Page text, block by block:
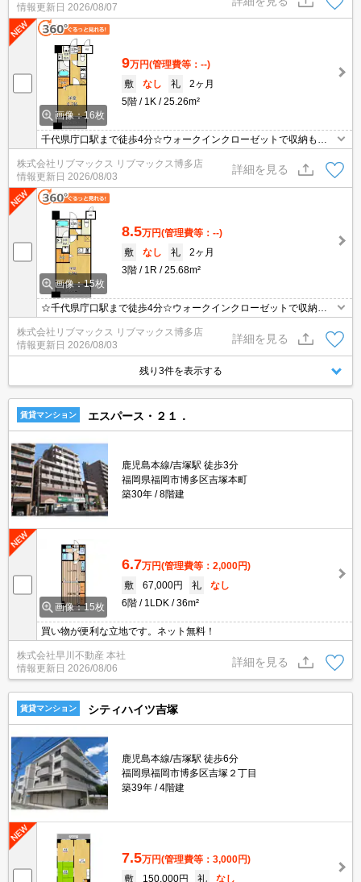
情報更新日 2026/08/07
画像：16枚
9万円(管理費等：--)
敷
なし 礼
2ヶ月
5階
1K 25.26m²
千代県庁口駅まで徒歩4分☆ウォークインクローゼットで収納もた
っぷり☆TVモニターホン・オートロックなどセキュリティ面も充実
☆ネット無料☆
株式会社リブマックス リブマックス博多店
情報更新日 2026/08/03
詳細を見る
画像：15枚
8.5万円(管理費等：--)
敷
なし 礼
2ヶ月
3階
1R 25.68m²
☆千代県庁口駅まで徒歩4分☆ウォークインクローゼットで収納も
たっぷり☆TVモニターホン・オートロックなどセキュリティ面も充
実☆ネット無料☆
株式会社リブマックス リブマックス博多店
情報更新日 2026/08/03
詳細を見る
残り3件を表示する
賃貸マンション エスパース・２１．
鹿児島本線/吉塚駅 徒歩3分
福岡県福岡市博多区吉塚本町
築30年
8階建
画像：15枚
6.7万円(管理費等：2,000円)
敷
67,000円 礼
なし
6階
1LDK 36m²
買い物が便利な立地です。ネット無料！
株式会社早川不動産 本社
情報更新日 2026/08/06
詳細を見る
賃貸マンション シティハイツ吉塚
鹿児島本線/吉塚駅 徒歩6分
福岡県福岡市博多区吉塚２丁目
築39年
4階建
7.5万円(管理費等：3,000円)
敷
150,000円 礼 なし